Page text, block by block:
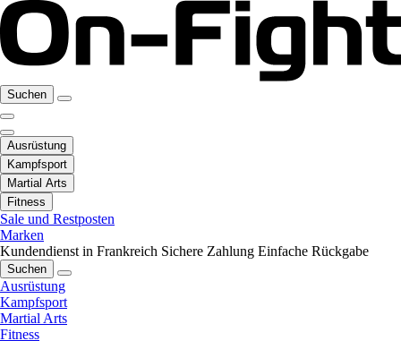
Suchen
Ausrüstung
Kampfsport
Martial Arts
Fitness
Sale und Restposten
Marken
Kundendienst in Frankreich Sichere Zahlung Einfache Rückgabe
Suchen
Ausrüstung
Kampfsport
Martial Arts
Fitness